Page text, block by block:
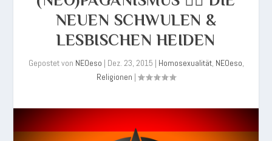
NEUEN SCHWULEN &
LESBISCHEN HEIDEN
Gepostet von NEOeso | Dez. 23, 2015 | Homosexualität, NEOeso,
Religionen |